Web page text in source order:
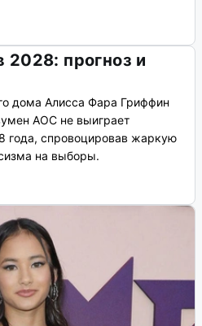
2028: прогноз и
дома Алисса Фара Гриффин
AOC не выиграет
года, спровоцировав жаркую
на выборы.